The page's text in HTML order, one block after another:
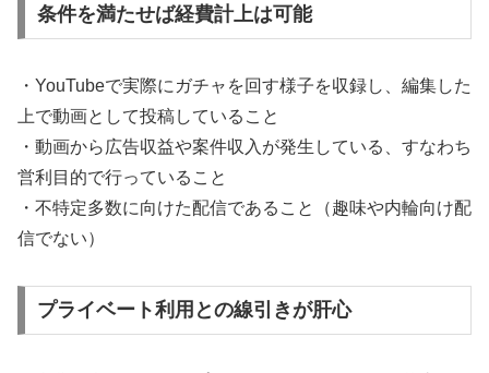
条件を満たせば経費計上は可能
・YouTubeで実際にガチャを回す様子を収録し、編集した
上で動画として投稿していること
・動画から広告収益や案件収入が発生している、すなわち
営利目的で行っていること
・不特定多数に向けた配信であること（趣味や内輪向け配
信でない）
プライベート利用との線引きが肝心